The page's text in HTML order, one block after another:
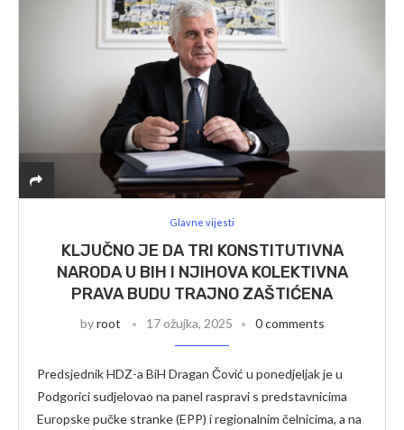
Glavne vijesti
KLJUČNO JE DA TRI KONSTITUTIVNA
NARODA U BIH I NJIHOVA KOLEKTIVNA
PRAVA BUDU TRAJNO ZAŠTIĆENA
byroot 17 ožujka, 2025 0 comments
Predsjednik HDZ-a BiH Dragan Čović u ponedjeljak je u
Podgorici sudjelovao na panel raspravi s predstavnicima
Europske pučke stranke (EPP) i regionalnim čelnicima, a na